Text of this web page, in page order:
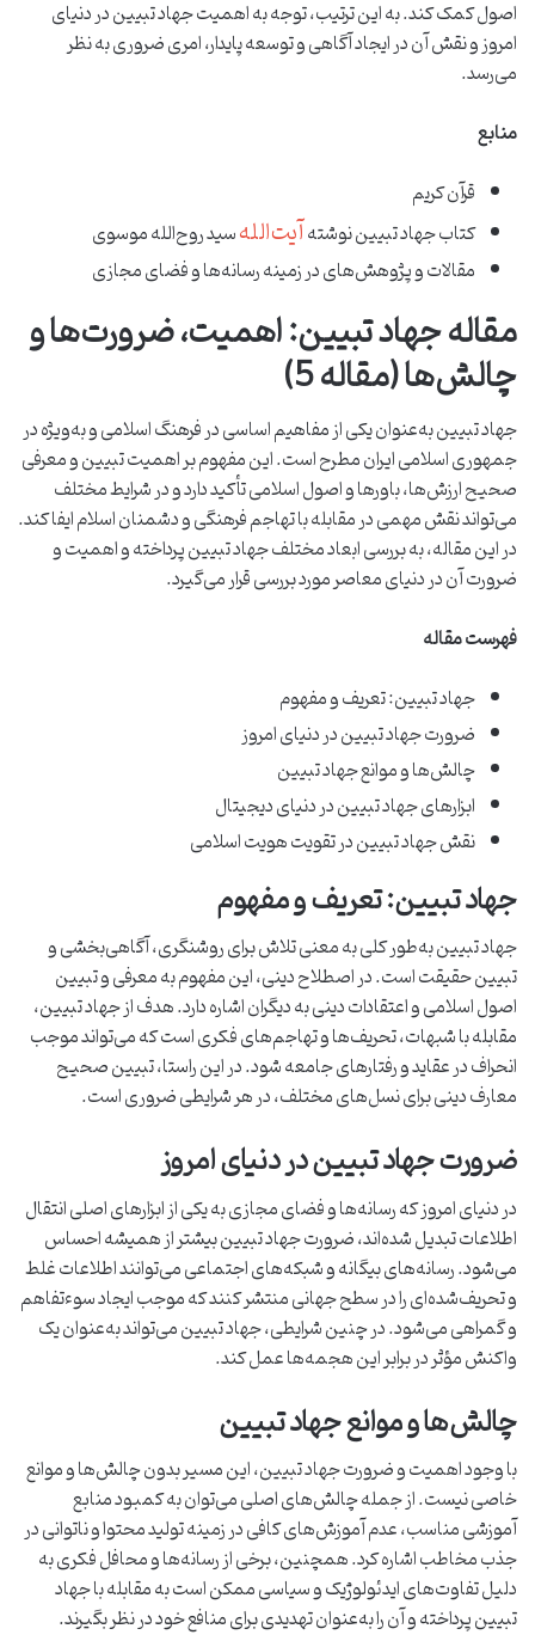
اصول کمک کند. به این ترتیب، توجه به اهمیت جهاد تبیین در دنیای
امروز و نقش آن در ایجاد آگاهی و توسعه پایدار، امری ضروری به نظر
می‌رسد.
منابع
قرآن کریم
کتاب جهاد تبیین نوشتهآیت‌اللهسید روح‌الله موسوی
مقالات و پژوهش‌های در زمینه رسانه‌ها و فضای مجازی
مقاله جهاد تبیین: اهمیت، ضرورت‌ها و
چالش‌ها (مقاله 5)
جهاد تبیین به‌عنوان یکی از مفاهیم اساسی در فرهنگ اسلامی و به‌ویژه در
جمهوری اسلامی ایران مطرح است. این مفهوم بر اهمیت تبیین و معرفی
صحیح ارزش‌ها، باورها و اصول اسلامی تأکید دارد و در شرایط مختلف
می‌تواند نقش مهمی در مقابله با تهاجم فرهنگی و دشمنان اسلام ایفا کند.
در این مقاله، به بررسی ابعاد مختلف جهاد تبیین پرداخته و اهمیت و
ضرورت آن در دنیای معاصر مورد بررسی قرار می‌گیرد.
فهرست مقاله
جهاد تبیین: تعریف و مفهوم
ضرورت جهاد تبیین در دنیای امروز
چالش‌ها و موانع جهاد تبیین
ابزارهای جهاد تبیین در دنیای دیجیتال
نقش جهاد تبیین در تقویت هویت اسلامی
جهاد تبیین: تعریف و مفهوم
جهاد تبیین به‌طور کلی به معنی تلاش برای روشنگری، آگاهی‌بخشی و
تبیین حقیقت است. در اصطلاح دینی، این مفهوم به معرفی و تبیین
اصول اسلامی و اعتقادات دینی به دیگران اشاره دارد. هدف از جهاد تبیین،
مقابله با شبهات، تحریف‌ها و تهاجم‌های فکری است که می‌تواند موجب
انحراف در عقاید و رفتارهای جامعه شود. در این راستا، تبیین صحیح
معارف دینی برای نسل‌های مختلف، در هر شرایطی ضروری است.
ضرورت جهاد تبیین در دنیای امروز
در دنیای امروز که رسانه‌ها و فضای مجازی به یکی از ابزارهای اصلی انتقال
اطلاعات تبدیل شده‌اند، ضرورت جهاد تبیین بیشتر از همیشه احساس
می‌شود. رسانه‌های بیگانه و شبکه‌های اجتماعی می‌توانند اطلاعات غلط
و تحریف‌شده‌ای را در سطح جهانی منتشر کنند که موجب ایجاد سوءتفاهم
و گمراهی می‌شود. در چنین شرایطی، جهاد تبیین می‌تواند به‌عنوان یک
واکنش مؤثر در برابر این هجمه‌ها عمل کند.
چالش‌ها و موانع جهاد تبیین
با وجود اهمیت و ضرورت جهاد تبیین، این مسیر بدون چالش‌ها و موانع
خاصی نیست. از جمله چالش‌های اصلی می‌توان به کمبود منابع
آموزشی مناسب، عدم آموزش‌های کافی در زمینه تولید محتوا و ناتوانی در
جذب مخاطب اشاره کرد. همچنین، برخی از رسانه‌ها و محافل فکری به
دلیل تفاوت‌های ایدئولوژیک و سیاسی ممکن است به مقابله با جهاد
تبیین پرداخته و آن را به‌عنوان تهدیدی برای منافع خود در نظر بگیرند.